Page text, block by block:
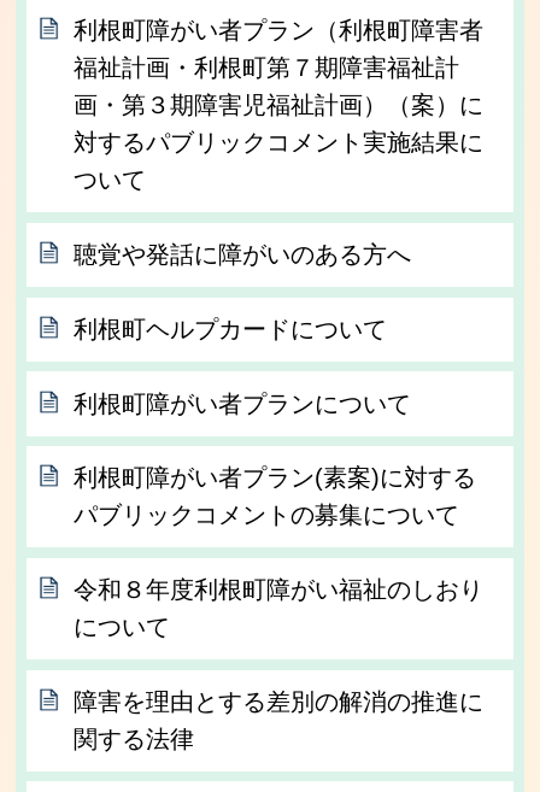
利根町障がい者プラン（利根町障害者
福祉計画・利根町第７期障害福祉計
画・第３期障害児福祉計画）（案）に
対するパブリックコメント実施結果に
ついて
聴覚や発話に障がいのある方へ
利根町ヘルプカードについて
利根町障がい者プランについて
利根町障がい者プラン(素案)に対する
パブリックコメントの募集について
令和８年度利根町障がい福祉のしおり
について
障害を理由とする差別の解消の推進に
関する法律